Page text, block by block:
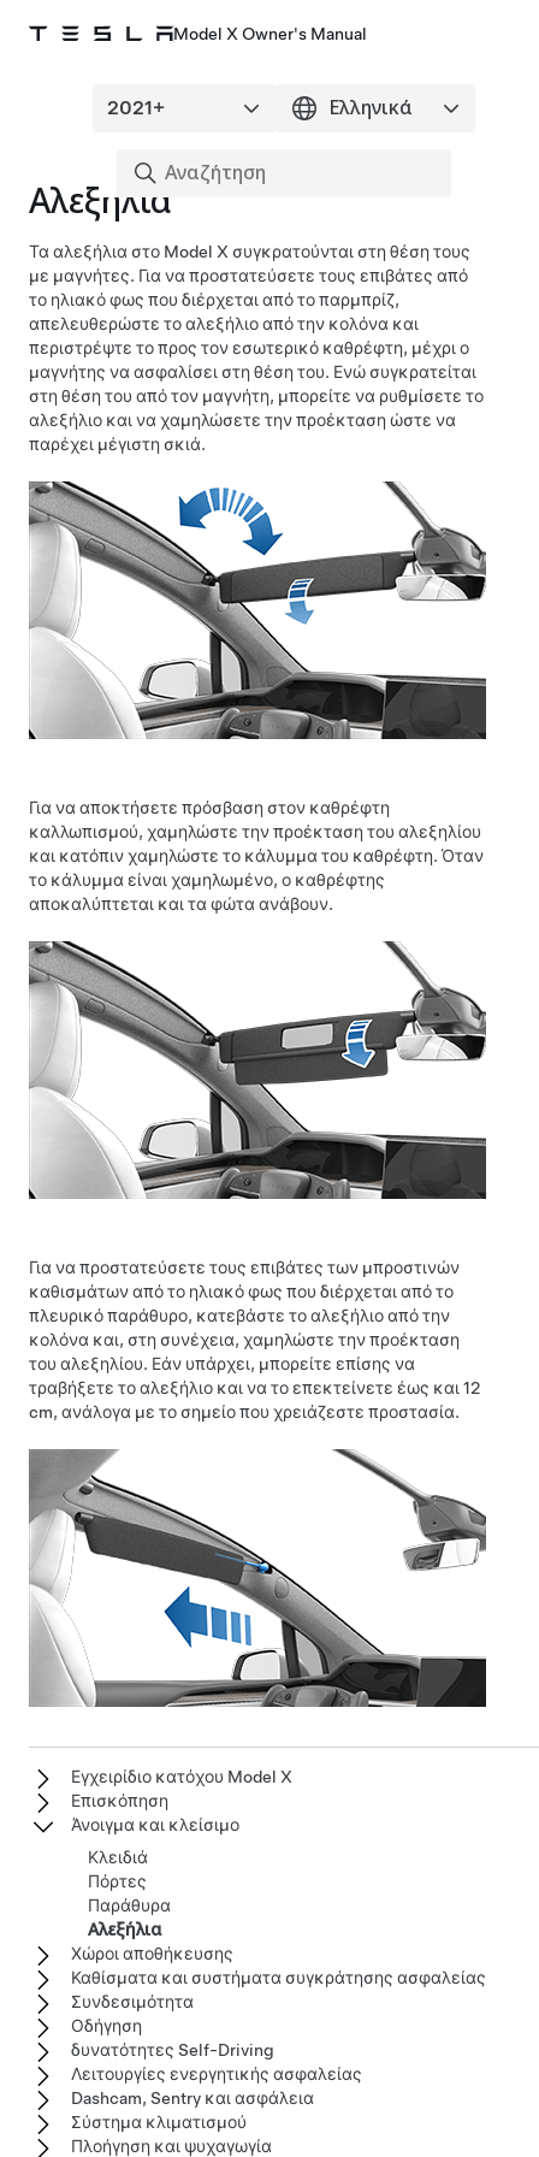
Model X Owner's Manual
Αλεξήλια
Τα αλεξήλια στο Model X συγκρατούνται στη θέση τους
με μαγνήτες. Για να προστατεύσετε τους επιβάτες από
το ηλιακό φως που διέρχεται από το παρμπρίζ,
απελευθερώστε το αλεξήλιο από την κολόνα και
περιστρέψτε το προς τον εσωτερικό καθρέφτη, μέχρι ο
μαγνήτης να ασφαλίσει στη θέση του. Ενώ συγκρατείται
στη θέση του από τον μαγνήτη, μπορείτε να ρυθμίσετε το
αλεξήλιο και να χαμηλώσετε την προέκταση ώστε να
παρέχει μέγιστη σκιά.
Για να αποκτήσετε πρόσβαση στον καθρέφτη
καλλωπισμού, χαμηλώστε την προέκταση του αλεξηλίου
και κατόπιν χαμηλώστε το κάλυμμα του καθρέφτη. Όταν
το κάλυμμα είναι χαμηλωμένο, ο καθρέφτης
αποκαλύπτεται και τα φώτα ανάβουν.
Για να προστατεύσετε τους επιβάτες των μπροστινών
καθισμάτων από το ηλιακό φως που διέρχεται από το
πλευρικό παράθυρο, κατεβάστε το αλεξήλιο από την
κολόνα και, στη συνέχεια, χαμηλώστε την προέκταση
του αλεξηλίου. Εάν υπάρχει, μπορείτε επίσης να
τραβήξετε το αλεξήλιο και να το επεκτείνετε έως και 12
cm, ανάλογα με το σημείο που χρειάζεστε προστασία.
Εγχειρίδιο κατόχου Model X
Επισκόπηση
Άνοιγμα και κλείσιμο
Κλειδιά
Πόρτες
Παράθυρα
Αλεξήλια
Χώροι αποθήκευσης
Καθίσματα και συστήματα συγκράτησης ασφαλείας
Συνδεσιμότητα
Οδήγηση
δυνατότητες Self-Driving
Λειτουργίες ενεργητικής ασφαλείας
Dashcam, Sentry και ασφάλεια
Σύστημα κλιματισμού
Πλοήγηση και ψυχαγωγία